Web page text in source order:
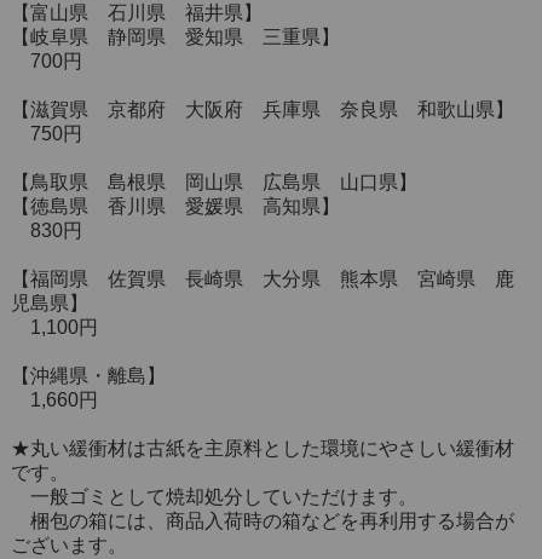
【富山県 石川県 福井県】
【岐阜県 静岡県 愛知県 三重県】
700円
【滋賀県 京都府 大阪府 兵庫県 奈良県 和歌山県】
750円
【鳥取県 島根県 岡山県 広島県 山口県】
【徳島県 香川県 愛媛県 高知県】
830円
【福岡県 佐賀県 長崎県 大分県 熊本県 宮崎県 鹿
児島県】
1,100円
【沖縄県・離島】
1,660円
★丸い緩衝材は古紙を主原料とした環境にやさしい緩衝材
です。
一般ゴミとして焼却処分していただけます。
梱包の箱には、商品入荷時の箱などを再利用する場合が
ございます。